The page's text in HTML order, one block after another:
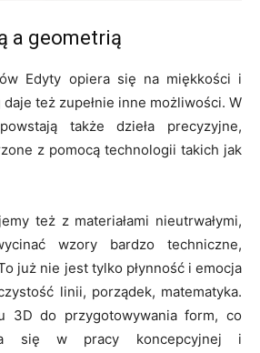
a geometrią
Edyty opiera się na miękkości i
też zupełnie inne możliwości. W
także dzieła precyzyjne,
z pomocą technologii takich jak
też z materiałami nieutrwałymi,
wzory bardzo techniczne,
już nie jest tylko płynność i emocja
linii, porządek, matematyka.
3D do przygotowywania form, co
się w pracy koncepcyjnej i